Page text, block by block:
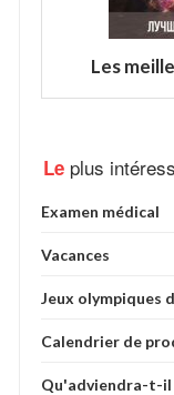
Les
Le plus
Examen médical
Vacances
Jeux olympiques
Calendrier de
Qu'adviendra-t-